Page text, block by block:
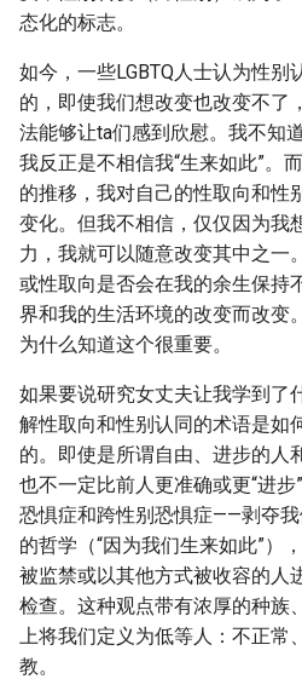
态化的标志。
如今，一些LGBTQ人士认为性别
的，即使我们想改变也改变不了
法能够让ta们感到欣慰。我不知
我反正是不相信我“生来如此”。
的推移，我对自己的性取向和性
变化。但我不相信，仅仅因为我
力，我就可以随意改变其中之一
或性取向是否会在我的余生保持
界和我的生活环境的改变而改
为什么知道这个很重要。
如果要说研究女丈夫让我学到了
解性取向和性别认同的术语是如
的。即使是所谓自由、进步的人
也不一定比前人更准确或更“进
恐惧症和跨性别恐惧症——剥夺
的哲学（“因为我们生来如此”）
被监禁或以其他方式被收容的人
检查。这种观点带有浓厚的种族
上将我们定义为低等人：不正常
教。